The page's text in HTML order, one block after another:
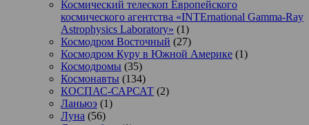
Космический телескоп Европейского
космического агентства «INTErnational Gamma-Ray
Astrophysics Laboratory» (1)
Космодром Восточный (27)
Космодром Куру в Южной Америке (1)
Космодромы (35)
Космонавты (134)
КОСПАС-САРСАТ (2)
Ланьюэ (1)
Луна (56)